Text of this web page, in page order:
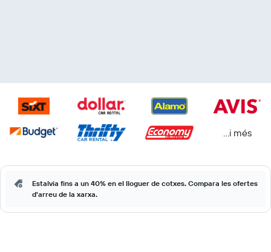
...i més
Estalvia fins a un 40% en el lloguer de cotxes. Compara les ofertes
d'arreu de la xarxa.